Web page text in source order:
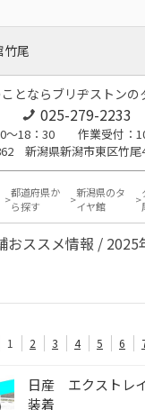
竹尾
とならブリヂストンの
025-279-2233
～18：30 作業受付
新潟県新潟市東区竹尾
都道府県か
ら探す
新潟県のタ
イヤ館
おススメ情報 / 2025
1 2 3 4 5 6
日産 エクストレ
装着